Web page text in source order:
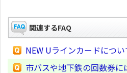
関連するFAQ
NEW Uラインカードについ
市バスや地下鉄の回数券